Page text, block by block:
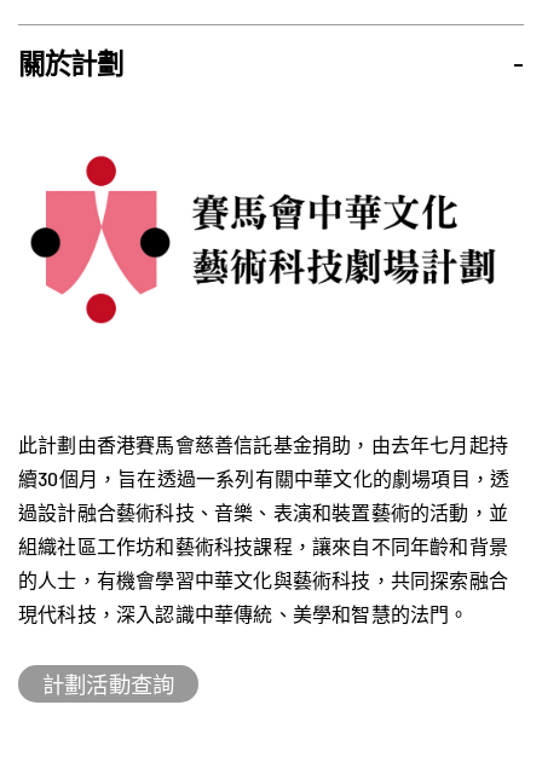
關於計劃 -
此計劃由香港賽馬會慈善信託基金捐助，由去年七月起持
續30個月，旨在透過一系列有關中華文化的劇場項目，透
過設計融合藝術科技、音樂、表演和裝置藝術的活動，並
組織社區工作坊和藝術科技課程，讓來自不同年齡和背景
的人士，有機會學習中華文化與藝術科技，共同探索融合
現代科技，深入認識中華傳統、美學和智慧的法門。
計劃活動查詢